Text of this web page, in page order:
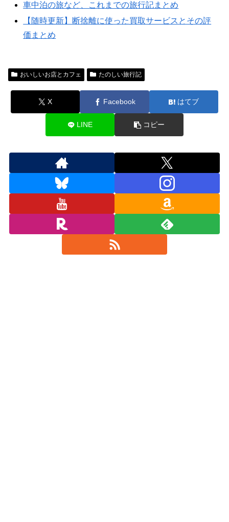
車中泊の旅など、これまでの旅行記まとめ
【随時更新】断捨離に使った買取サービスとその評
価まとめ
おいしいお店とカフェ たのしい旅行記
X Facebook はてブ
LINE コピー